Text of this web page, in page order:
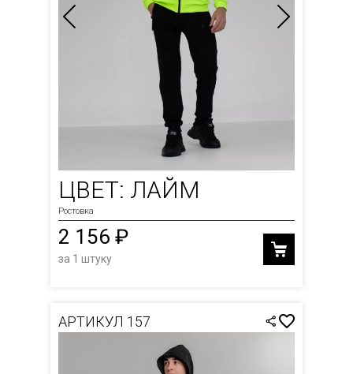
ЦВЕТ: ЛАЙМ
Ростовка
2 156 ₽
за 1 штуку
АРТИКУЛ 157